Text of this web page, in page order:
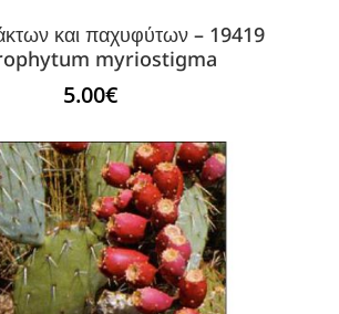
και παχυφύτων – 19419
myriostigma
5.00€